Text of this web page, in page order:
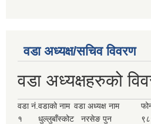
वडा अध्यक्ष/सचिव विवरण
वडा अध्यक्षहरुको
वडा नं. वडाको नाम वडा अध्यक्ष नाम
१
धुल्लुबाँस्कोट नरसेङ पुन